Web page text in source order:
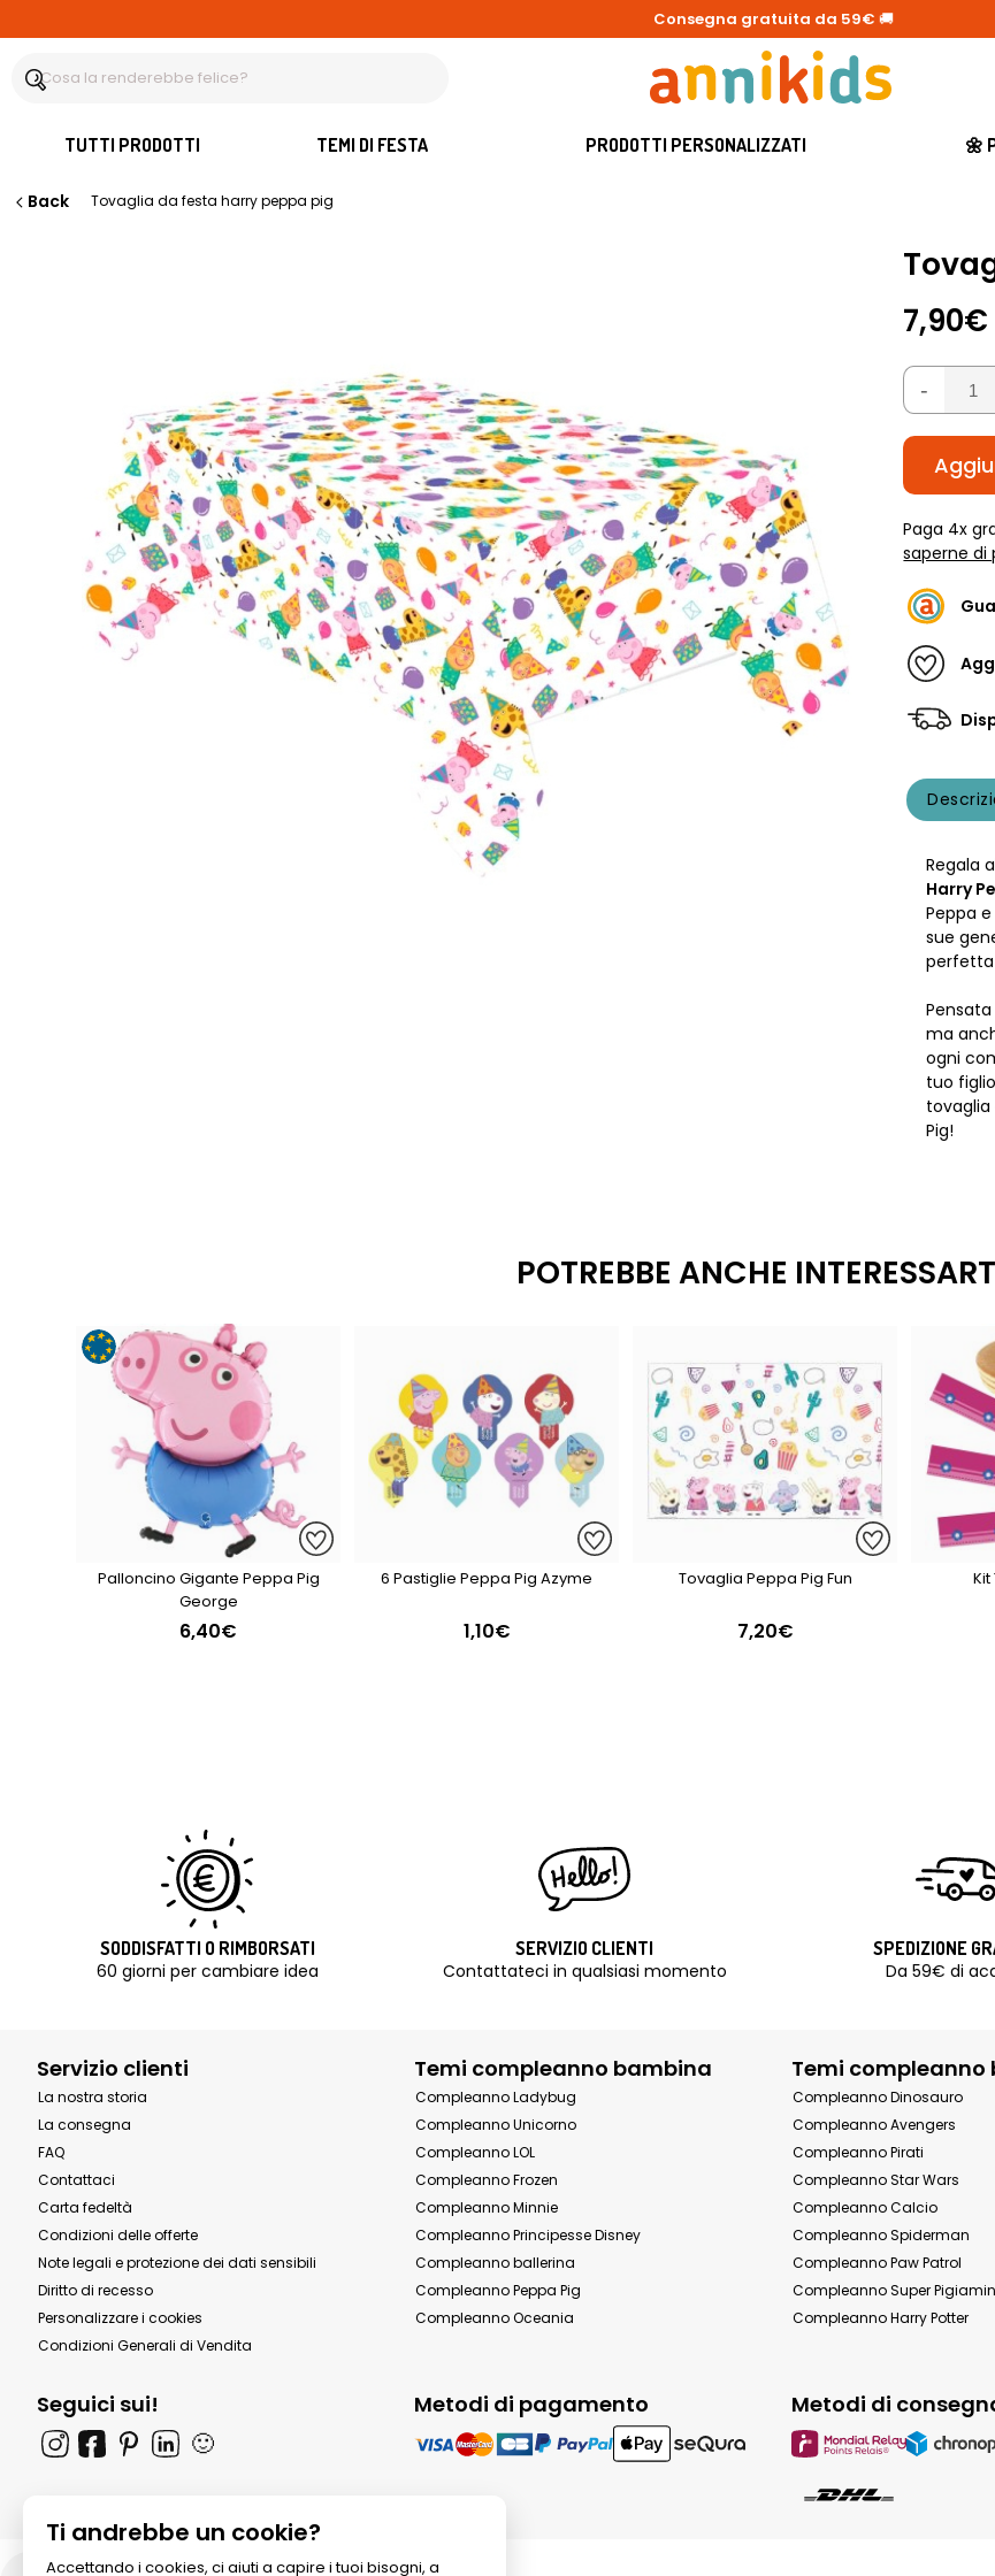
Consegna gratuita da 59€ 🚚
TUTTI PRODOTTI TEMI DI FESTA PRODOTTI PERSONALIZZATI 🌼
Back Tovaglia da festa harry peppa pig
7,90€
-
Paga 4x
saperne di
Regala
Harry
Peppa
sue
perfetta
ma
ogni
tuo
Pig!
POTREBBE ANCHE
Palloncino Gigante Peppa Pig
George
6,40€
6 Pastiglie Peppa Pig Azyme
1,10€
Tovaglia Peppa Pig Fun
7,20€
SODDISFATTI O RIMBORSATI
60 giorni per cambiare idea
SERVIZIO CLIENTI
Contattateci in qualsiasi momento
SPEDIZIONE
Da 59€ di
Servizio clienti
La nostra storia
La consegna
FAQ
Contattaci
Carta fedeltà
Condizioni delle offerte
Note legali e protezione dei dati sensibili
Diritto di recesso
Personalizzare i cookies
Condizioni Generali di Vendita
Temi compleanno bambina
Compleanno Ladybug
Compleanno Unicorno
Compleanno LOL
Compleanno Frozen
Compleanno Minnie
Compleanno Principesse Disney
Compleanno ballerina
Compleanno Peppa Pig
Compleanno Oceania
Temi compleanno
Compleanno Dinosauro
Compleanno Avengers
Compleanno Pirati
Compleanno Star Wars
Compleanno Calcio
Compleanno Spiderman
Compleanno Paw Patrol
Compleanno Super
Compleanno Harry Potter
Seguici sui!
🙂
Metodi di pagamento Metodi di
Ti andrebbe un cookie?
Accettando i cookies, ci aiuti a capire i tuoi bisogni, a